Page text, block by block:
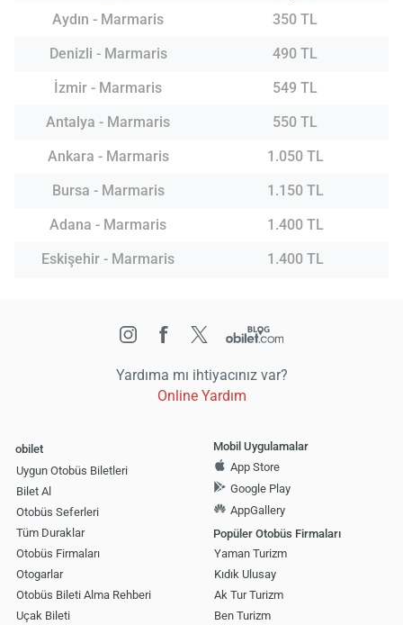
Aydın - Marmaris
350 TL
Denizli - Marmaris
490 TL
İzmir - Marmaris
549 TL
Antalya - Marmaris
550 TL
Ankara - Marmaris
1.050 TL
Bursa - Marmaris
1.150 TL
Adana - Marmaris
1.400 TL
Eskişehir - Marmaris
1.400 TL
Yardıma mı ihtiyacınız var?
Online Yardım
obilet
Uygun Otobüs Biletleri
Bilet Al
Otobüs Seferleri
Tüm Duraklar
Otobüs Firmaları
Otogarlar
Otobüs Bileti Alma Rehberi
Uçak Bileti
Mobil Uygulamalar
App Store
Google Play
AppGallery
Popüler Otobüs Firmaları
Yaman Turizm
Kıdık Ulusay
Ak Tur Turizm
Ben Turizm